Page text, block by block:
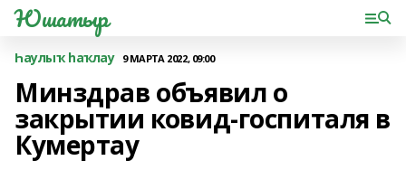
Юшатыр
Һаулыҡ һаҡлау 9 МАРТА 2022, 09:00
Минздрав объявил о
закрытии ковид-госпиталя в
Кумертау